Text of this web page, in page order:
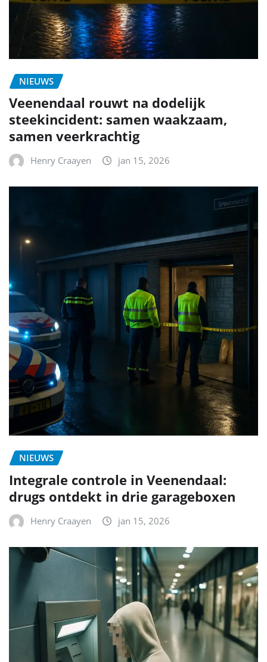
NIEUWS
Veenendaal rouwt na dodelijk
steekincident: samen waakzaam,
samen veerkrachtig
Henry Craayen jan 15, 2026
NIEUWS
Integrale controle in Veenendaal:
drugs ontdekt in drie garageboxen
Henry Craayen jan 15, 2026